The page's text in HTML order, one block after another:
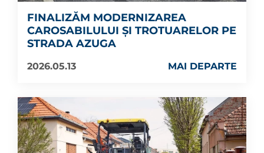
FINALIZĂM MODERNIZAREA
CAROSABILULUI ȘI TROTUARELOR PE
STRADA AZUGA
2026.05.13 MAI DEPARTE